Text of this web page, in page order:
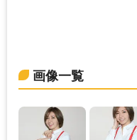
画像一覧